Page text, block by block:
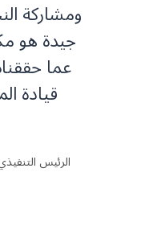
ومشاركة
جيدة هو
عما
قيادة
الرئيس